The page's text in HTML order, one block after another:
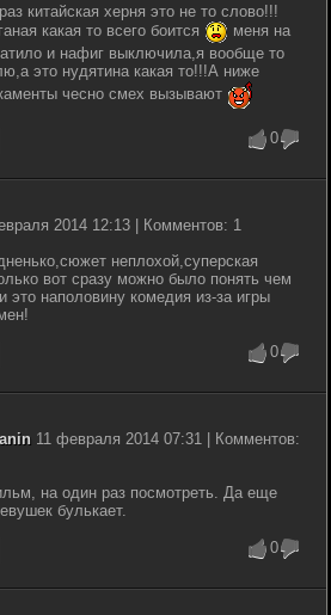
китайская херня это не то слово!!!
какая то всего боится
меня на
и нафиг выключила,я вообще то
это нудятина какая то!!!А ниже
чесно смех вызывают
0
2014 12:13 | Комментов: 1
неплохой,суперская
вот сразу можно было понять чем
это наполовину комедия из-за игры
0
11 февраля 2014 07:31 | Комментов:
на один раз посмотреть. Да еще
булькает.
0